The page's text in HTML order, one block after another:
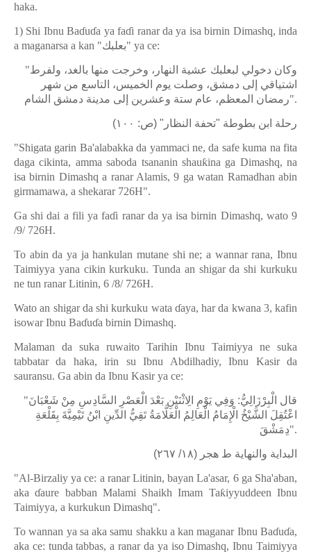
haka.
1) Shi Ibnu Baɗuɗa ya faɗi ranar da ya isa birnin Dimashq, inda
a maganarsa a kan "بعلبك" ya ce:
"وكان دخولي لبعلبك عشية النهار، وخرجت منها بالغد، ولفرط
اشتياقي إلى دمشق، وصلت يوم الخميس، التاسع من شهر
رمضان المعظم، عام ستة وعشرين إلى مدينة دمشق الشام".
رحلة ابن بطوطة "تحفة النظار" (ص: ١٠٠)
"Shigata garin Ba'alabakka da yammaci ne, da safe kuma na fita
daga cikinta, amma saboda tsananin shauƙina ga Dimashq, na
isa birnin Dimashq a ranar Alamis, 9 ga watan Ramadhan abin
girmamawa, a shekarar 726H".
Ga shi dai a fili ya faɗi ranar da ya isa birnin Dimashq, wato 9
/9/ 726H.
To abin da ya ja hankulan mutane shi ne; a wannar rana, Ibnu
Taimiyya yana cikin kurkuku. Tunda an shigar da shi kurkuku
ne tun ranar Litinin, 6 /8/ 726H.
Wato an shigar da shi kurkuku wata ɗaya, har da kwana 3, kafin
isowar Ibnu Baɗuɗa birnin Dimashq.
Malaman da suka ruwaito Tarihin Ibnu Taimiyya ne suka
tabbatar da haka, irin su Ibnu Abdilhadiy, Ibnu Kasir da
sauransu. Ga abin da Ibnu Kasir ya ce:
"قال الْبِرْزَالِيُّ: وَفِي يَوْمِ الِاثْنَيْنِ بَعْدَ الْعَصْرِ السَّادِسِ مِنْ شَعْبَانَ
اعْتُقِلَ الشَّيْخُ الْإِمَامُ الْعَالِمُ الْعَلَّامَةُ تَقِيُّ الدِّينِ ابْنُ تَيْمِيَّةَ بِقَلْعَةِ
دِمَشْقَ".
البداية والنهاية ط هجر (١٨/ ٢٦٧)
"Al-Birzaliy ya ce: a ranar Litinin, bayan La'asar, 6 ga Sha'aban,
akaɗaure babban Malami Shaikh Imam Taƙiyyuddeen Ibnu
Taimiyya, a kurkukun Dimashq".
To wannan ya sa aka samu shakku a kan maganar Ibnu Baɗuɗa,
aka ce: tunda tabbas, a ranar da ya iso Dimashq, Ibnu Taimiyya